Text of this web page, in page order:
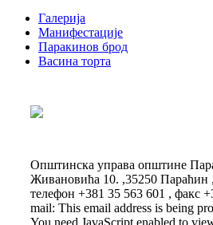
Галерија
Манифестације
Паракинов брод
Васина торта
Општинска управа општине
Живановића 10. ,35250 Параћин
телефон +381 35 563 601 , факс
mail: This email address is being
You need JavaScript enabled to